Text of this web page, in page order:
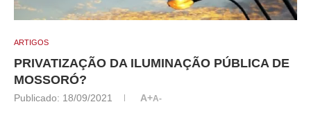
ARTIGOS
PRIVATIZAÇÃO DA ILUMINAÇÃO PÚBLICA DE
MOSSORÓ?
Publicado: 18/09/2021 A+A-